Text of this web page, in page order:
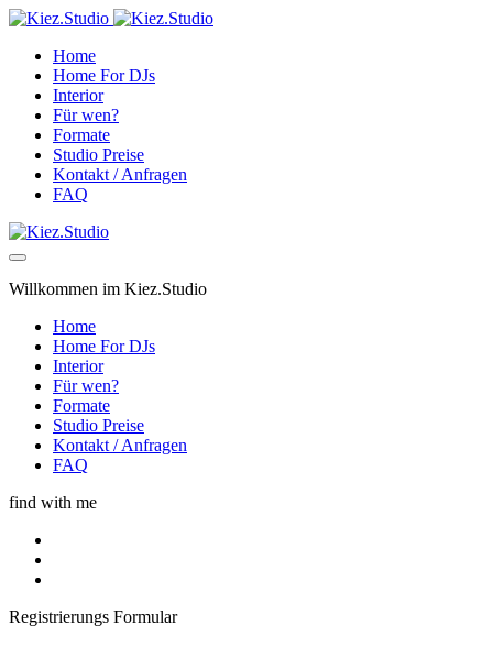
Home
Home For DJs
Interior
Für wen?
Formate
Studio Preise
Kontakt / Anfragen
FAQ
Willkommen im Kiez.Studio
Home
Home For DJs
Interior
Für wen?
Formate
Studio Preise
Kontakt / Anfragen
FAQ
find with me
Registrierungs Formular